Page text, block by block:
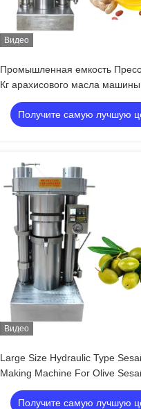
Видео
Промышленная емкость
Кг арахисового масла машины
прессы гидравлического
Получите самую лучшую
Видео
Large Size Hydraulic Type
Making Machine For Olive
Avocado
Получите самую лучшую